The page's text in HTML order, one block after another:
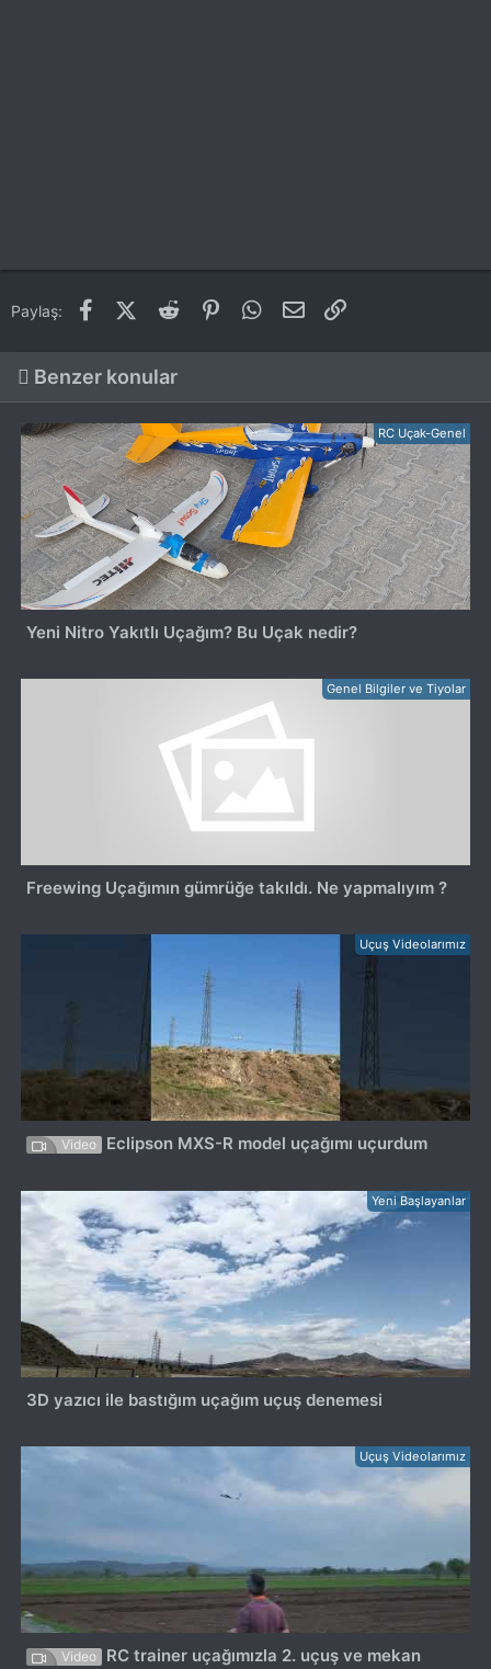
Paylaş: FacebookX (Twitter)
Reddit PinterestWhatsApp
E-posta
Benzer konular
RC Uçak-Genel
Yeni Nitro Yakıtlı Uçağım? Bu Uçak nedir?
Genel Bilgiler ve Tiyolar
Freewing Uçağımın gümrüğe takıldı. Ne yapmalıyım ?
Uçuş Videolarımız
Video Eclipson MXS-R model uçağımı uçurdum
Yeni Başlayanlar
3D yazıcı ile bastığım uçağım uçuş denemesi
Uçuş Videolarımız
Video
RC trainer uçağımızla 2. uçuş ve mekan